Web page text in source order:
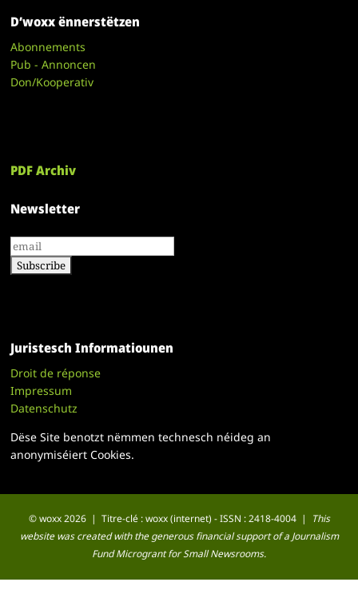
D’woxx ënnerstëtzen
Abonnements
Pub - Annoncen
Don/Kooperativ
PDF Archiv
Newsletter
Juristesch Informatiounen
Droit de réponse
Impressum
Datenschutz
Dëse Site benotzt nëmmen technesch néideg an
anonymiséiert Cookies.
© woxx 2026 | Titre-clé : woxx (internet) - ISSN : 2418-4004 |
This
website was created with the generous financial support of a Journalism
Fund Microgrant for Small Newsrooms.